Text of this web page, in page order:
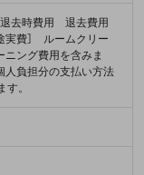
退去時費用 退去費用
実費］ ルームクリー
ニング費用を含みま
人負担分の支払い方法
す。